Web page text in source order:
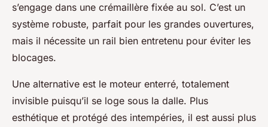
s’engage dans une crémaillère fixée au sol. C’est un
système robuste, parfait pour les grandes ouvertures,
mais il nécessite un rail bien entretenu pour éviter les
blocages.
Une alternative est le moteur enterré, totalement
invisible puisqu’il se loge sous la dalle. Plus
esthétique et protégé des intempéries, il est aussi plus